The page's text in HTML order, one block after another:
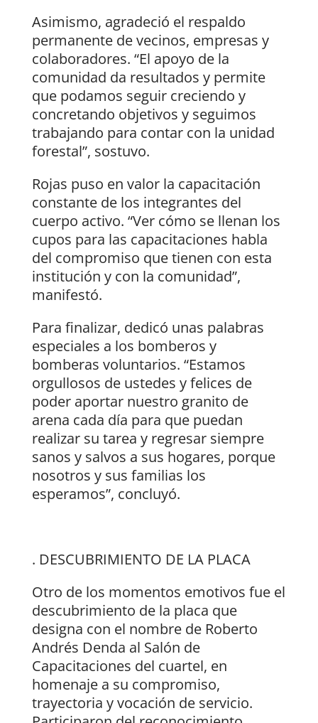
Asimismo, agradeció el respaldo
permanente de vecinos, empresas y
colaboradores. “El apoyo de la
comunidad da resultados y permite
que podamos seguir creciendo y
concretando objetivos y seguimos
trabajando para contar con la unidad
forestal”, sostuvo.
Rojas puso en valor la capacitación
constante de los integrantes del
cuerpo activo. “Ver cómo se llenan los
cupos para las capacitaciones habla
del compromiso que tienen con esta
institución y con la comunidad”,
manifestó.
Para finalizar, dedicó unas palabras
especiales a los bomberos y
bomberas voluntarios. “Estamos
orgullosos de ustedes y felices de
poder aportar nuestro granito de
arena cada día para que puedan
realizar su tarea y regresar siempre
sanos y salvos a sus hogares, porque
nosotros y sus familias los
esperamos”, concluyó.
. DESCUBRIMIENTO DE LA PLACA
Otro de los momentos emotivos fue el
descubrimiento de la placa que
designa con el nombre de Roberto
Andrés Denda al Salón de
Capacitaciones del cuartel, en
homenaje a su compromiso,
trayectoria y vocación de servicio.